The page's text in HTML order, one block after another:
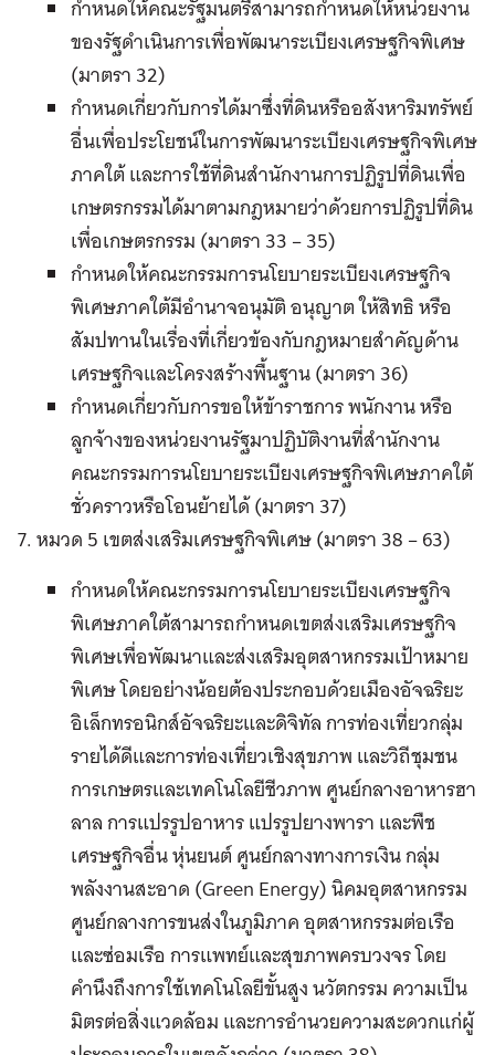
กำหนดให้คณะรัฐมนตรีสามารถกำหนดให้หน่วยงาน
ของรัฐดำเนินการเพื่อพัฒนาระเบียงเศรษฐกิจพิเศษ
(มาตรา 32)
กำหนดเกี่ยวกับการได้มาซึ่งที่ดินหรืออสังหาริมทรัพย์
อื่นเพื่อประโยชน์ในการพัฒนาระเบียงเศรษฐกิจพิเศษ
ภาคใต้ และการใช้ที่ดินสำนักงานการปฏิรูปที่ดินเพื่อ
เกษตรกรรมได้มาตามกฎหมายว่าด้วยการปฏิรูปที่ดิน
เพื่อเกษตรกรรม (มาตรา 33 – 35)
กำหนดให้คณะกรรมการนโยบายระเบียงเศรษฐกิจ
พิเศษภาคใต้มีอำนาจอนุมัติ อนุญาต ให้สิทธิ หรือ
สัมปทานในเรื่องที่เกี่ยวข้องกับกฎหมายสำคัญด้าน
เศรษฐกิจและโครงสร้างพื้นฐาน (มาตรา 36)
กำหนดเกี่ยวกับการขอให้ข้าราชการ พนักงาน หรือ
ลูกจ้างของหน่วยงานรัฐมาปฏิบัติงานที่สำนักงาน
คณะกรรมการนโยบายระเบียงเศรษฐกิจพิเศษภาคใต้
ชั่วคราวหรือโอนย้ายได้ (มาตรา 37)
7. หมวด 5 เขตส่งเสริมเศรษฐกิจพิเศษ (มาตรา 38 – 63)
กำหนดให้คณะกรรมการนโยบายระเบียงเศรษฐกิจ
พิเศษภาคใต้สามารถกำหนดเขตส่งเสริมเศรษฐกิจ
พิเศษเพื่อพัฒนาและส่งเสริมอุตสาหกรรมเป้าหมาย
พิเศษ โดยอย่างน้อยต้องประกอบด้วยเมืองอัจฉริยะ
อิเล็กทรอนิกส์อัจฉริยะและดิจิทัล การท่องเที่ยวกลุ่ม
รายได้ดีและการท่องเที่ยวเชิงสุขภาพ และวิถีชุมชน
การเกษตรและเทคโนโลยีชีวภาพ ศูนย์กลางอาหารฮา
ลาล การแปรรูปอาหาร แปรรูปยางพารา และพืช
เศรษฐกิจอื่น หุ่นยนต์ ศูนย์กลางทางการเงิน กลุ่ม
พลังงานสะอาด (Green Energy) นิคมอุตสาหกรรม
ศูนย์กลางการขนส่งในภูมิภาค อุตสาหกรรมต่อเรือ
และซ่อมเรือ การแพทย์และสุขภาพครบวงจร โดย
คำนึงถึงการใช้เทคโนโลยีขั้นสูง นวัตกรรม ความเป็น
มิตรต่อสิ่งแวดล้อม และการอำนวยความสะดวกแก่ผู้